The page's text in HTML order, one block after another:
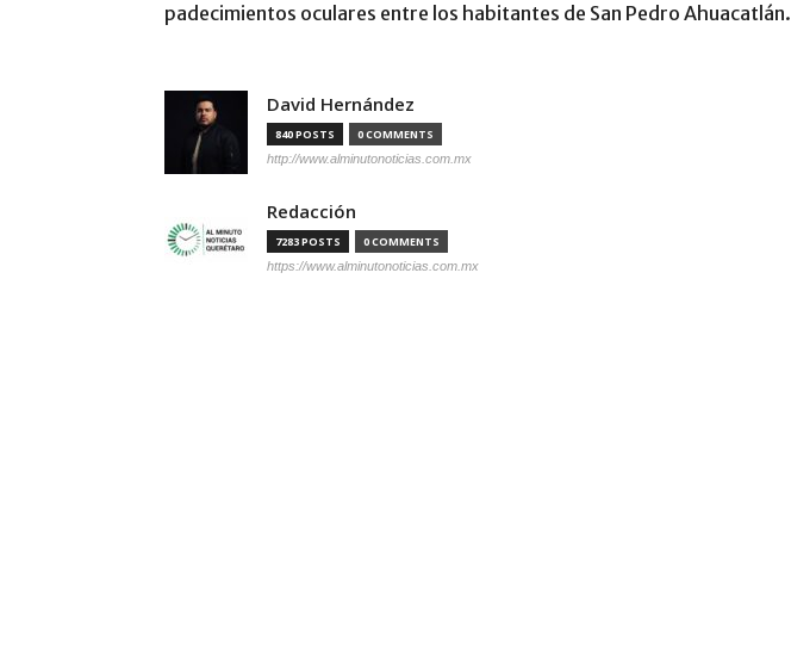
padecimientos oculares entre los habitantes de San Pedro Ahuacatlán.
David Hernández
840 POSTS 0 COMMENTS
http://www.alminutonoticias.com.mx
Redacción
7283 POSTS 0 COMMENTS
https://www.alminutonoticias.com.mx